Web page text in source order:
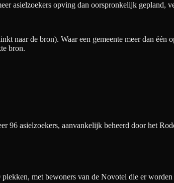
asielzoekers opving dan oorspronkelijk gepland,
naar de bron). Waar een gemeente meer dan
bron.
96 asielzoekers, aanvankelijk beheerd door het
met bewoners van de Novotel die er worden